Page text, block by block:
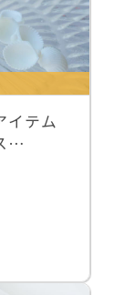
イテム
…